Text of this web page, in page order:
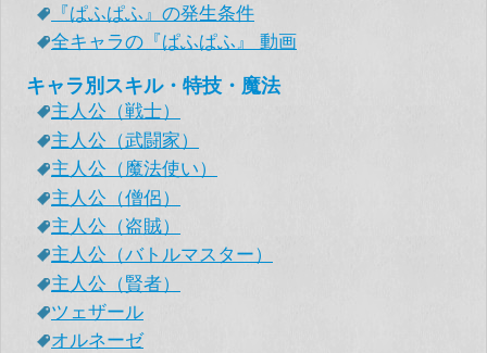
『ぱふぱふ』の発生条件
全キャラの『ぱふぱふ』 動画
キャラ別スキル・特技・魔法
主人公（戦士）
主人公（武闘家）
主人公（魔法使い）
主人公（僧侶）
主人公（盗賊）
主人公（バトルマスター）
主人公（賢者）
ツェザール
オルネーゼ